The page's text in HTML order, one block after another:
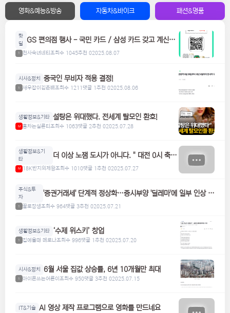
영화&예능&방송 자동차&바이크 패션&명품
핫
딜
GS 편의점 행사 - 국민 카드 / 삼성 카드 갖고 계신분
1 천사숙녀네티조회수 1045추천 02025.08.07
시사&정치 중국인 무비자 적용 결정!
1 새우잡이김춘배조회수 1211댓글 1추천 02025.08.06
생활정보&기타 설탕은 위대했다. 전세계 탈모인 환호!
M 홍차는실론티조회수 1063댓글 2추천 02025.07.28
생활정보&기
타
더 이상 노잼 도시가 아니다. " 대전 0시 축
M 18K반지의제왕조회수 1010댓글 1추천 02025.07.27
주식&투
자
'증권거래세' 단계적 정상화…증시부양 '딜레마'에 일부 인상 검
1 꿀로장생조회수 964댓글 3추천 02025.07.21
생활정보&기타 ‘수제 위스키’ 창업
1 집에올때 메로나조회수 996댓글 1추천 02025.07.20
시사&정치 6월 서울 집값 상승률, 6년 10개월만 최대
1 아이폰쓰는어른이 조회수 950댓글 3추천 02025.07.15
IT&기술 AI 영상 제작 프로그램으로 영화를 만드네요